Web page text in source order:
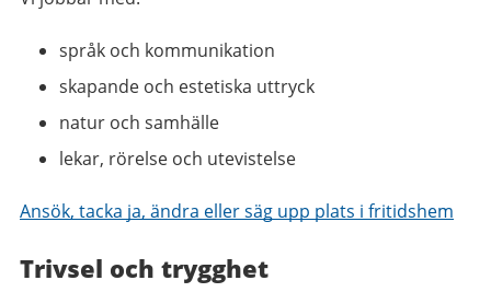
språk och kommunikation
skapande och estetiska uttryck
natur och samhälle
lekar, rörelse och utevistelse
Ansök, tacka ja, ändra eller säg upp plats i fritidshem
Trivsel och trygghet